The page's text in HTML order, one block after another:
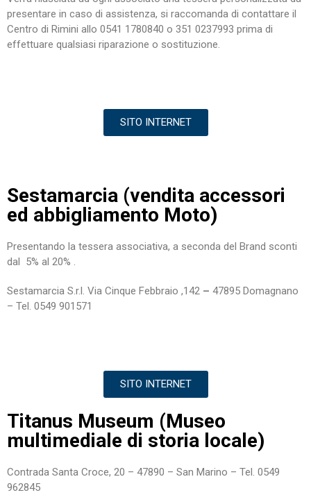
presentare in caso di assistenza, si raccomanda di contattare il
Centro di Rimini allo 0541 1780840 o 351 0237993 prima di
effettuare qualsiasi riparazione o sostituzione.
SITO INTERNET
Sestamarcia (vendita accessori
ed abbigliamento Moto)
Presentando la tessera associativa, a seconda del Brand sconti
dal 5% al 20% .
Sestamarcia S.r.l. Via Cinque Febbraio ,142 – 47895 Domagnano
– Tel. 0549 901571
SITO INTERNET
Titanus Museum (Museo
multimediale di storia locale)
Contrada Santa Croce, 20 – 47890 – San Marino – Tel. 0549
962845